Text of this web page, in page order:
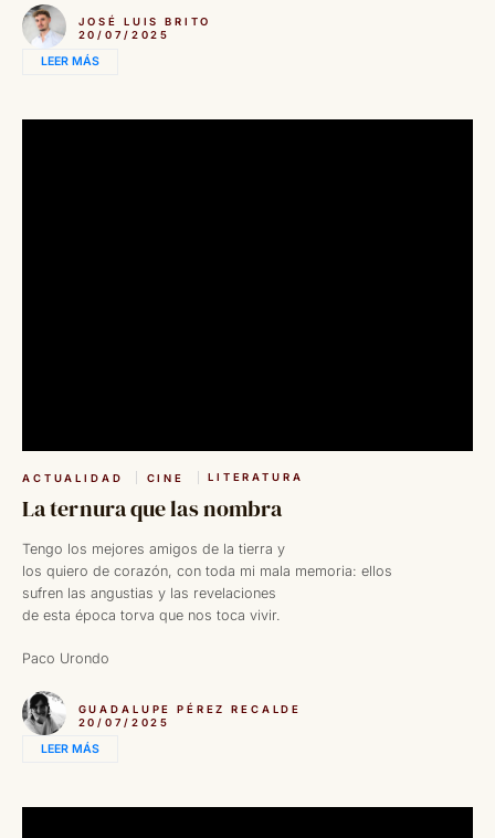
JOSÉ LUIS BRITO
20/07/2025
LEER MÁS
ACTUALIDAD CINE LITERATURA
La ternura que las nombra
Tengo los mejores amigos de la tierra y
los quiero de corazón, con toda mi mala memoria: ellos
sufren las angustias y las revelaciones
de esta época torva que nos toca vivir.
Paco Urondo
GUADALUPE PÉREZ RECALDE
20/07/2025
LEER MÁS